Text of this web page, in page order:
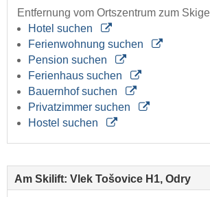
Entfernung vom Ortszentrum zum
Hotel suchen
Ferienwohnung suchen
Pension suchen
Ferienhaus suchen
Bauernhof suchen
Privatzimmer suchen
Hostel suchen
Am Skilift: Vlek Tošovice H1, Odry